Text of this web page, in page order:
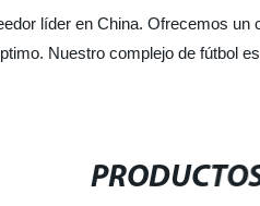
líder en China. Ofrecemos
Nuestro complejo de fútbol